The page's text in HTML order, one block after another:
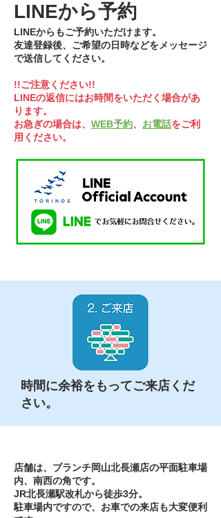
LINEから予約
LINEからもご予約いただけます。
友達登録後、ご希望の日時などをメッセージ
で送信してください。
!!ご注意ください!!
LINEの返信にはお時間をいただく場合があ
ります。
​お急ぎの場合は、 WEB予約、 お電話をご利
用ください。
時間に余裕をもってご来店くだ
さい。
店舗は、ブランチ岡山北長瀬店の平面駐車場
内、南西の角です。
JR北長瀬駅改札から徒歩3分。
駐車場内ですので、お車での来店も大変便利